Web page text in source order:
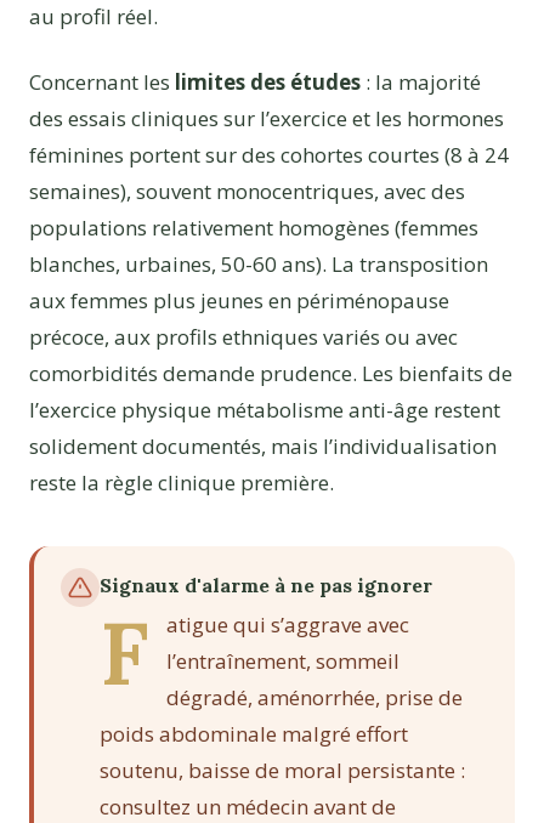
au profil réel.
Concernant les limites des études : la majorité
des essais cliniques sur l’exercice et les hormones
féminines portent sur des cohortes courtes (8 à 24
semaines), souvent monocentriques, avec des
populations relativement homogènes (femmes
blanches, urbaines, 50-60 ans). La transposition
aux femmes plus jeunes en périménopause
précoce, aux profils ethniques variés ou avec
comorbidités demande prudence. Les bienfaits de
l’exercice physique métabolisme anti-âge restent
solidement documentés, mais l’individualisation
reste la règle clinique première.
Signaux d'alarme à ne pas ignorer
F
atigue qui s’aggrave avec
l’entraînement, sommeil
dégradé, aménorrhée, prise de
poids abdominale malgré effort
soutenu, baisse de moral persistante :
consultez un médecin avant de